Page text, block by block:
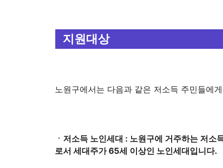
지원대상
노원구에서는 다음과 같은 저소득 주민들에
ㆍ저소득 노인세대 : 노원구에 거주하는 저
로서 세대주가 65세 이상인 노인세대입니다.